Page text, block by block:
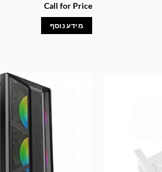
Call for Price
מידע נוסף